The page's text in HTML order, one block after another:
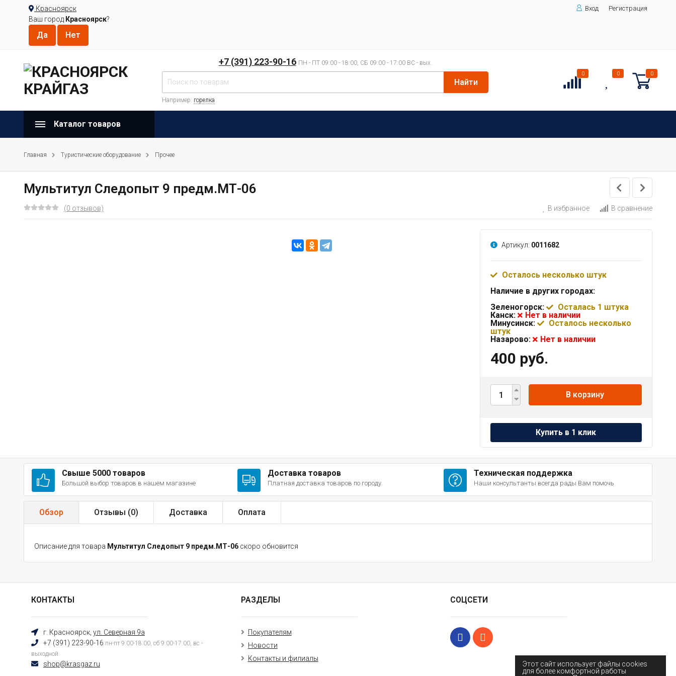
Этот сайт использует файлы cookies
для более комфортной работы
Красноярск
Ваш город Красноярск?
Вход Регистрация
+7 (391) 223-90-16 ПН - ПТ 09:00 - 18:00, СБ 09:00 - 17:00 ВС - вых.
Найти
Например: горелка
0 0 0
Каталог товаров
Главная Туристические оборудование Прочее
Мультитул Следопыт 9 предм.МТ-06
(0 отзывов) В избранное В сравнение
Артикул: 0011682
Осталось несколько штук
Наличие в других городах:
Зеленогорск:
Осталась 1 штука
Канск:
Нет в наличии
Минусинск:
Осталось несколько
штук
Назарово:
Нет в наличии
400 руб.
В корзину
Свыше 5000 товаров
Большой выбор товаров в нашем магазине
Доставка товаров
Платная доставка товаров по городу.
Техническая поддержка
Наши консультанты всегда рады Вам помочь
Обзор Отзывы (0) Доставка Оплата
Описание для товара Мультитул Следопыт 9 предм.МТ-06 скоро обновится
КОНТАКТЫ
г. Красноярск, ул. Северная 9а
+7 (391) 223-90-16 пн-пт 9:00-18:00, сб 9:00-17:00, вс -
выходной
shop@krasgaz.ru
РАЗДЕЛЫ
Покупателям
Новости
Контакты и филиалы
СОЦСЕТИ